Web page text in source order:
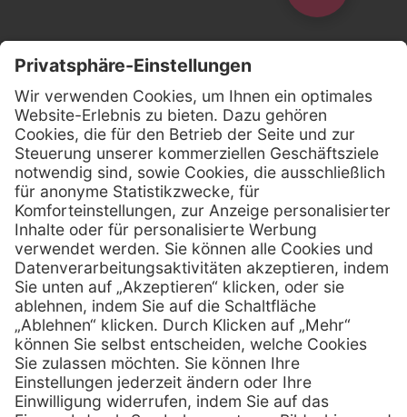
Kontakt
Firmensitz
Henry Schein Medical GmbH
Alt-Moabit 96 b
D-10559 Berlin
Telefon: 0800 - 888 777 6
Telefax: 0800 - 888 777 8
E-Mail: info @ henryschein-med.de
Services
Fernwartung
Vorteile
Eigenmarke
Hilfe
FAQs
Kontakt
Lob & Kritik